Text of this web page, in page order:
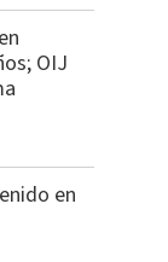
OIJ
en